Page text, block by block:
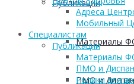
Публикации
Материалы
ПМО и
Адреса
Мобильный
Cпециалистам
Публикации
Материалы
ПМО и
Ролики для